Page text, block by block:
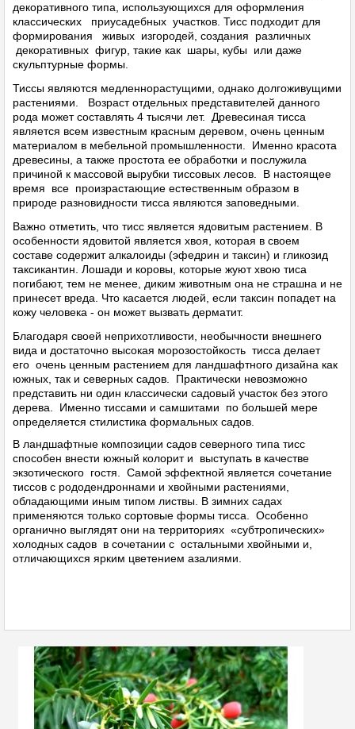
декоративного типа, использующихся для оформления
классических приусадебных участков. Тисс подходит для
формирования живых изгородей, создания различных
декоративных фигур, такие как шары, кубы или даже
скульптурные формы.
Тиссы являются медленнорастущими, однако долгоживущими
растениями. Возраст отдельных представителей данного
рода может составлять 4 тысячи лет. Древесиная тисса
является всем известным красным деревом, очень ценным
материалом в мебельной промышленности. Именно красота
древесины, а также простота ее обработки и послужила
причиной к массовой вырубки тиссовых лесов. В настоящее
время все произрастающие естественным образом в
природе разновидности тисса являются заповедными.
Важно отметить, что тисс является ядовитым растением. В
особенности ядовитой является хвоя, которая в своем
составе содержит алкалоиды (эфедрин и таксин) и гликозид
таксикантин. Лошади и коровы, которые жуют хвою тиса
погибают, тем не менее, диким животным она не страшна и не
принесет вреда. Что касается людей, если таксин попадет на
кожу человека - он может вызвать дерматит.
Благодаря своей неприхотливости, необычности внешнего
вида и достаточно высокая морозостойкость тисса делает
его очень ценным растением для ландшафтного дизайна как
южных, так и северных садов. Практически невозможно
представить ни один классически садовый участок без этого
дерева. Именно тиссами и самшитами по большей мере
определяется стилистика формальных садов.
В ландшафтные композиции садов северного типа тисс
способен внести южный колорит и выступать в качестве
экзотического гостя. Самой эффектной является сочетание
тиссов с рододендроннами и хвойными растениями,
обладающими иным типом листвы. В зимних садах
применяются только сортовые формы тисса. Особенно
органично выглядят они на территориях «субтропических»
холодных садов в сочетании с остальными хвойными и,
отличающихся ярким цветением азалиями.